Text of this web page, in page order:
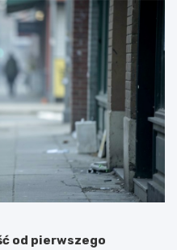
od pierwszego